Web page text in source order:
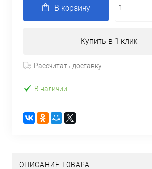
В корзину
Купить в 1 клик
Рассчитать доставку
В наличии
ОПИСАНИЕ ТОВАРА